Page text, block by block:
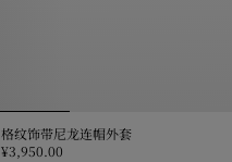
格纹饰带尼龙连帽外套
¥3,950.00